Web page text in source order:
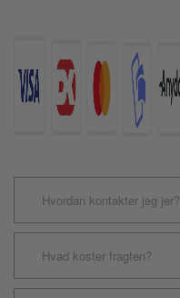
Hvordan kontakter jeg jer?
Hvad koster fragten?